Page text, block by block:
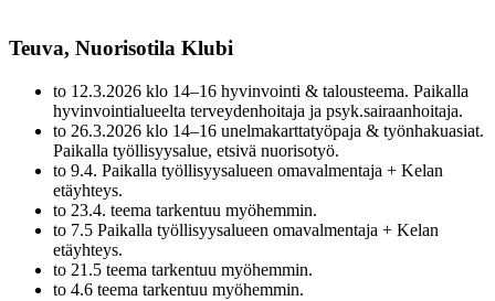
Teuva, Nuorisotila Klubi
to 12.3.2026 klo 14–16 hyvinvointi & talousteema. Paikalla
hyvinvointialueelta terveydenhoitaja ja psyk.sairaanhoitaja.
to 26.3.2026 klo 14–16 unelmakarttatyöpaja & työnhakuasiat.
Paikalla työllisyysalue, etsivä nuorisotyö.
to 9.4. Paikalla työllisyysalueen omavalmentaja + Kelan
etäyhteys.
to 23.4. teema tarkentuu myöhemmin.
to 7.5 Paikalla työllisyysalueen omavalmentaja + Kelan
etäyhteys.
to 21.5 teema tarkentuu myöhemmin.
to 4.6 teema tarkentuu myöhemmin.